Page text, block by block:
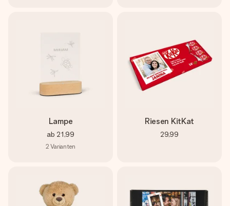
Lampe
ab 21,99
2 Varianten
Riesen KitKat
29,99